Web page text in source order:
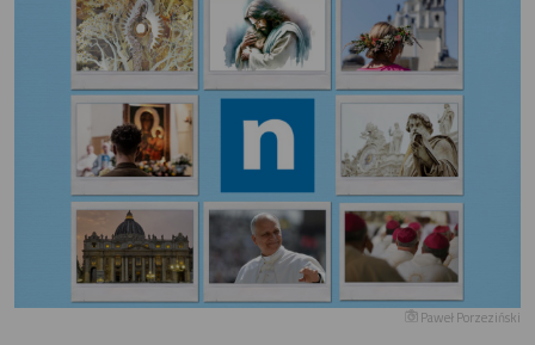
Paweł Porzeziński